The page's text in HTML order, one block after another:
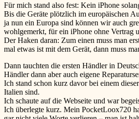
Für mich stand also fest: Kein iPhone
Bis die Geräte plötzlich im europäischen
ja nun ein Europa sind können wir auch
wohlgemerkt, für ein iPhone ohne Vertrag
Der Haken daran: Zum einen muss man
mal etwas ist mit dem Gerät, dann muss
Dann tauchten die ersten Händler in
Händler dann aber auch eigene
Ich stand schon kurz davor bei einem
Italien sind.
Ich schaute auf die Webseite und war
Ich überlegte kurz. Mein PocketLoox720